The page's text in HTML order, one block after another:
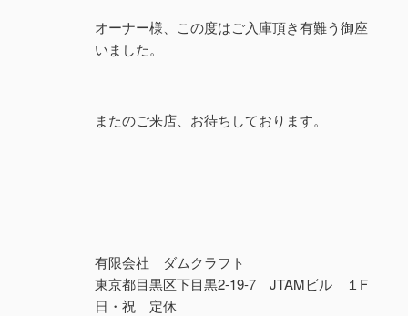
オーナー様、この度はご入庫頂き有難う御座
いました。
またのご来店、お待ちしております。
有限会社 ダムクラフト
東京都目黒区下目黒2-19-7 JTAMビル １F
日・祝 定休